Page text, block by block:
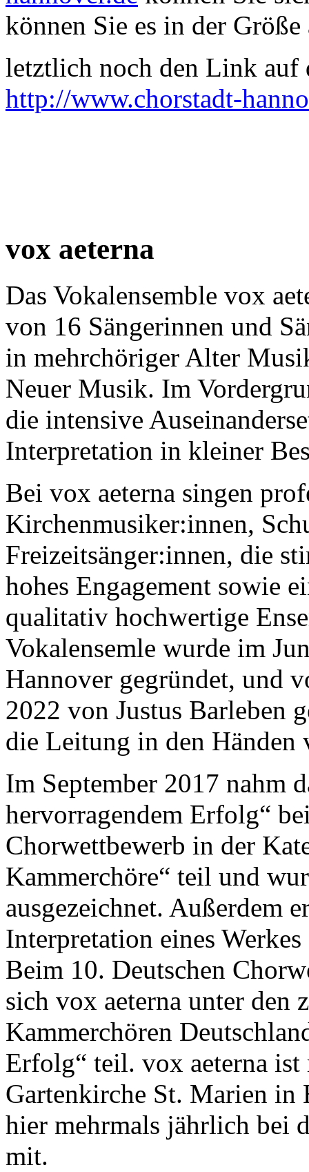
können Sie es in der
letztlich noch den Link auf
http://www.chorstadt-
vox aeterna
Das Vokalensemble vox
von 16 Sängerinnen und
in mehrchöriger Alter
Neuer Musik. Im
die intensive
Interpretation in kleiner
Bei vox aeterna singen
Kirchenmusiker:innen,
Freizeitsänger:innen, die
hohes Engagement sowie
qualitativ hochwertige
Vokalensemle wurde im
Hannover gegründet, und
2022 von Justus Barleben
die Leitung in den
Im September 2017 nahm
hervorragendem Erfolg“
Chorwettbewerb in der
Kammerchöre“ teil und
ausgezeichnet. Außerdem
Interpretation eines
Beim 10. Deutschen
sich vox aeterna unter den
Kammerchören
Erfolg“ teil. vox aeterna ist
Gartenkirche St. Marien in
hier mehrmals jährlich bei
mit.